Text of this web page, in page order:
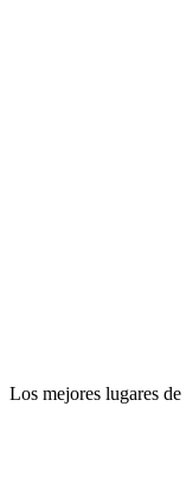
Los mejores lugares